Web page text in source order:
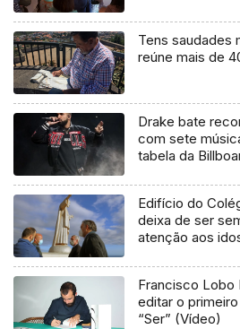
Tens saudades
reúne mais de
Drake bate
com sete
tabela da
Edifício do
deixa de ser
atenção aos
Francisco Lobo
editar o
“Ser” (Vídeo)